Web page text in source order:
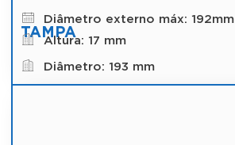
Diâmetro externo máx: 192mm
TAMPA
Altura: 17 mm
Diâmetro: 193 mm